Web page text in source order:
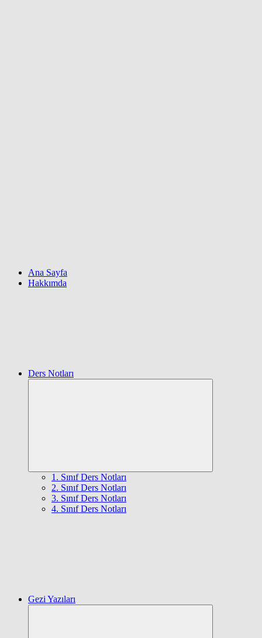
Ana Sayfa
Hakkımda
Ders Notları
1. Sınıf Ders Notları
2. Sınıf Ders Notları
3. Sınıf Ders Notları
4. Sınıf Ders Notları
Gezi Yazıları